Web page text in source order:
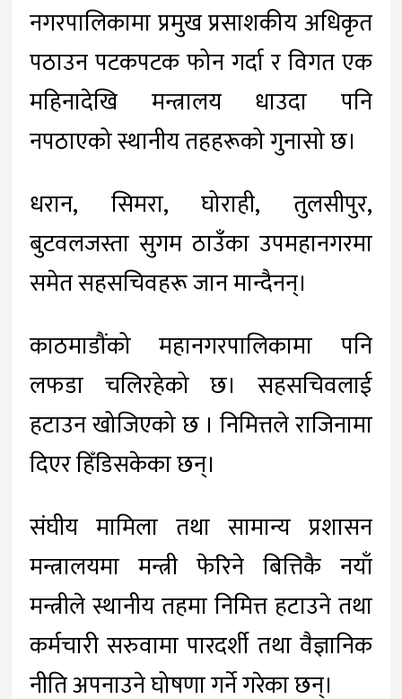
नगरपालिकामा प्रमुख प्रसाशकीय अधिकृत
पठाउन पटकपटक फोन गर्दा र विगत एक
महिनादेखि मन्त्रालय धाउदा पनि
नपठाएको स्थानीय तहहरूको गुनासो छ।
धरान, सिमरा, घोराही, तुलसीपुर,
बुटवलजस्ता सुगम ठाउँका उपमहानगरमा
समेत सहसचिवहरू जान मान्दैनन्।
काठमाडौंको महानगरपालिकामा पनि
लफडा चलिरहेको छ। सहसचिवलाई
हटाउन खोजिएको छ । निमित्तले राजिनामा
दिएर हिँडिसकेका छन्।
संघीय मामिला तथा सामान्य प्रशासन
मन्त्रालयमा मन्त्री फेरिने बित्तिकै नयाँ
मन्त्रीले स्थानीय तहमा निमित्त हटाउने तथा
कर्मचारी सरुवामा पारदर्शी तथा वैज्ञानिक
नीति अपनाउने घोषणा गर्ने गरेका छन्।